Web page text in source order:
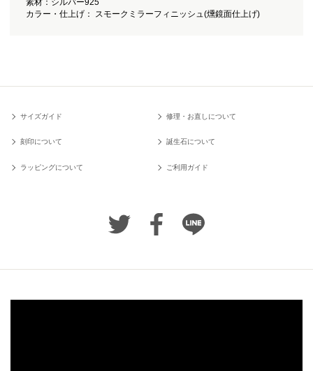
素材：シルバー925
カラー・仕上げ： スモークミラーフィニッシュ(燻鏡面仕上げ)
サイズガイド 修理・お直しについて
刻印について 誕生石について
ラッピングについて ご利用ガイド